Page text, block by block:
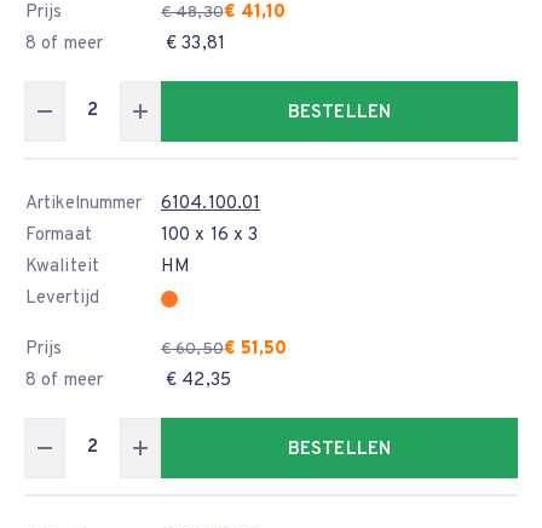
Prijs € 48,30€ 41,10
8 of meer
€ 33,81
BESTELLEN
Artikelnummer
6104.100.01
Formaat
100 x 16 x 3
Kwaliteit
HM
Levertijd
Prijs € 60,50€ 51,50
8 of meer
€ 42,35
BESTELLEN